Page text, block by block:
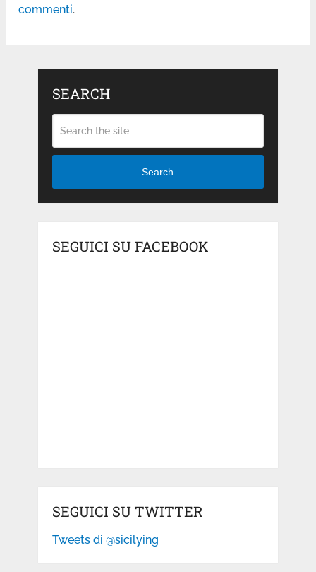
commenti.
SEARCH
Search
SEGUICI SU FACEBOOK
SEGUICI SU TWITTER
Tweets di @sicilying